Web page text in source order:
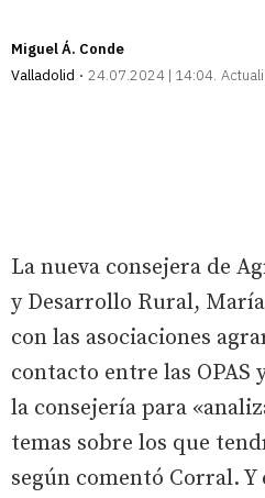
Miguel Á. Conde
Valladolid
24.07.2024 | 14:04
La nueva consejera de
y Desarrollo Rural,
con las asociaciones
contacto entre las OPAS
la consejería para
temas sobre los que
según comentó Corral. Y